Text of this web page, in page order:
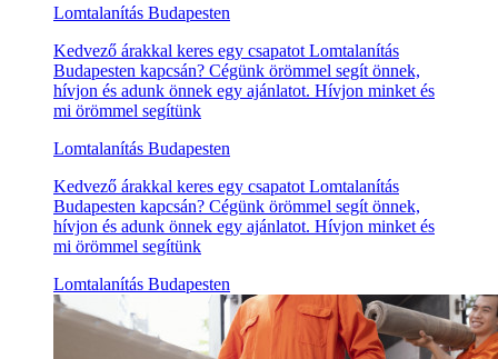
Lomtalanítás Budapesten
Kedvező árakkal keres egy csapatot Lomtalanítás
Budapesten kapcsán? Cégünk örömmel segít önnek,
hívjon és adunk önnek egy ajánlatot. Hívjon minket és
mi örömmel segítünk
Lomtalanítás Budapesten
Kedvező árakkal keres egy csapatot Lomtalanítás
Budapesten kapcsán? Cégünk örömmel segít önnek,
hívjon és adunk önnek egy ajánlatot. Hívjon minket és
mi örömmel segítünk
Lomtalanítás Budapesten